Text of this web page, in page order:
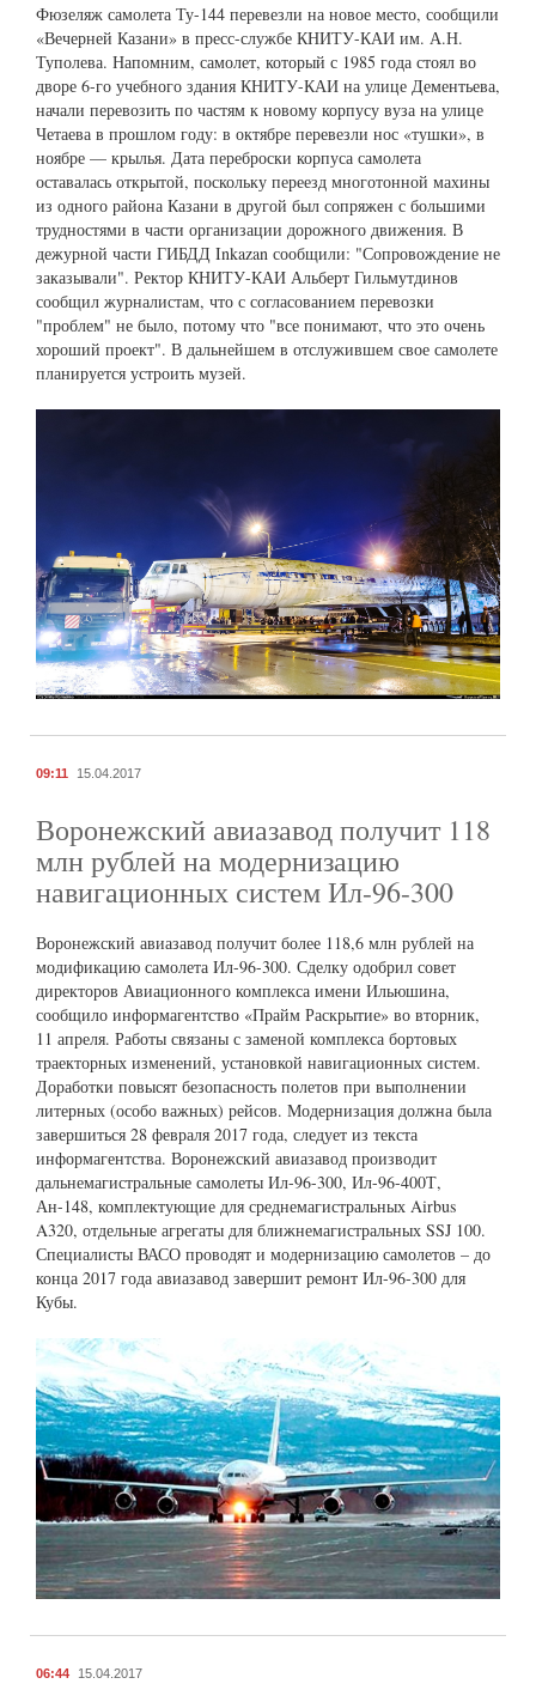
Фюзеляж самолета Ту-144 перевезли на новое место, сообщили
«Вечерней Казани» в пресс-службе КНИТУ-КАИ им. А.Н.
Туполева. Напомним, самолет, который с 1985 года стоял во
дворе 6-го учебного здания КНИТУ-КАИ на улице Дементьева,
начали перевозить по частям к новому корпусу вуза на улице
Четаева в прошлом году: в октябре перевезли нос «тушки», в
ноябре — крылья. Дата переброски корпуса самолета
оставалась открытой, поскольку переезд многотонной махины
из одного района Казани в другой был сопряжен с большими
трудностями в части организации дорожного движения. В
дежурной части ГИБДД Inkazan сообщили: "Сопровождение не
заказывали". Ректор КНИТУ-КАИ Альберт Гильмутдинов
сообщил журналистам, что с согласованием перевозки
"проблем" не было, потому что "все понимают, что это очень
хороший проект". В дальнейшем в отслужившем свое самолете
планируется устроить музей.
09:11 15.04.2017
Воронежский авиазавод получит 118
млн рублей на модернизацию
навигационных систем Ил-96-300
Воронежский авиазавод получит более 118,6 млн рублей на
модификацию самолета Ил-96-300. Сделку одобрил совет
директоров Авиационного комплекса имени Ильюшина,
сообщило информагентство «Прайм Раскрытие» во вторник,
11 апреля. Работы связаны с заменой комплекса бортовых
траекторных изменений, установкой навигационных систем.
Доработки повысят безопасность полетов при выполнении
литерных (особо важных) рейсов. Модернизация должна была
завершиться 28 февраля 2017 года, следует из текста
информагентства. Воронежский авиазавод производит
дальнемагистральные самолеты Ил-96-300, Ил-96-400Т,
Ан-148, комплектующие для среднемагистральных Airbus
A320, отдельные агрегаты для ближнемагистральных SSJ 100.
Специалисты ВАСО проводят и модернизацию самолетов – до
конца 2017 года авиазавод завершит ремонт Ил-96-300 для
Кубы.
06:44 15.04.2017